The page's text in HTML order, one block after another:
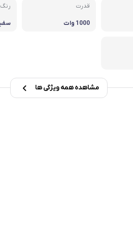
سرویس قابلمه
قدرت
1000 وات
رنگ
مشاهده همه ویژگی ها